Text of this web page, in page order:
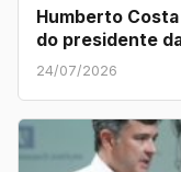
Humberto
do presidente
24/07/2026